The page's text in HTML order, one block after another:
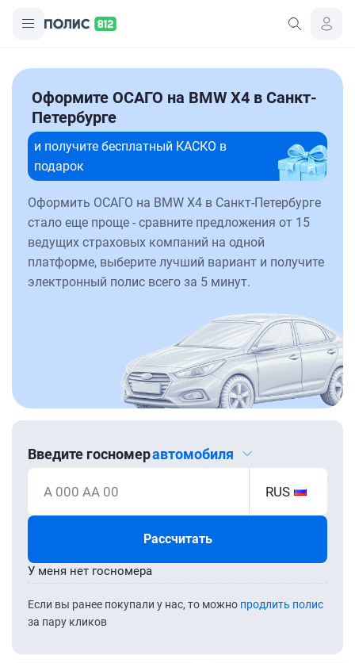
Оформите ОСАГО на BMW X4 в Санкт-
Петербурге
и получите бесплатный КАСКО в
подарок
Оформить ОСАГО на BMW X4 в Санкт-Петербурге
стало еще проще - сравните предложения от 15
ведущих страховых компаний на одной
платформе, выберите лучший вариант и получите
электронный полис всего за 5 минут.
Введите госномеравтомобиля
А 000 АА 00 RUS
Рассчитать
Если вы ранее покупали у нас, то можно продлить полис
за пару кликов
У меня нет госномера